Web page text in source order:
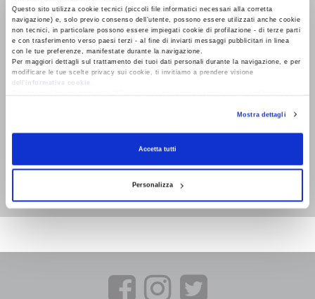
Questo sito utilizza cookie tecnici (piccoli file informatici necessari alla corretta
navigazione) e, solo previo consenso dell’utente, possono essere utilizzati anche cookie
non tecnici, in particolare possono essere impiegati cookie di profilazione - di terze parti
e con trasferimento verso paesi terzi - al fine di inviarti messaggi pubblicitari in linea
con le tue preferenze, manifestate durante la navigazione.
Per maggiori dettagli sul trattamento dei tuoi dati personali durante la navigazione, e per
modificare le tue scelte privacy sui cookie, ti invitiamo a prendere visione
dell’
informativa cookie
RevocaMostra dettagli
Accetta tutti
Personalizza